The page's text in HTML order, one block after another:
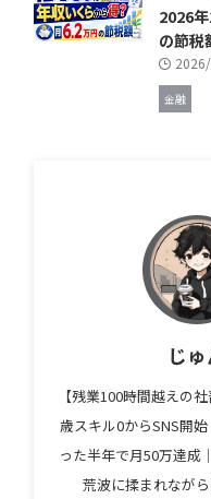
2026
の節税
金融
じ
【残業100時間越えの
歳スキル0からSNS開
った半年で月50万達成
荒波に揉まれなが